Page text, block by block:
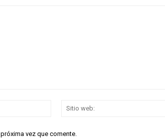
Correo
vez que comente.